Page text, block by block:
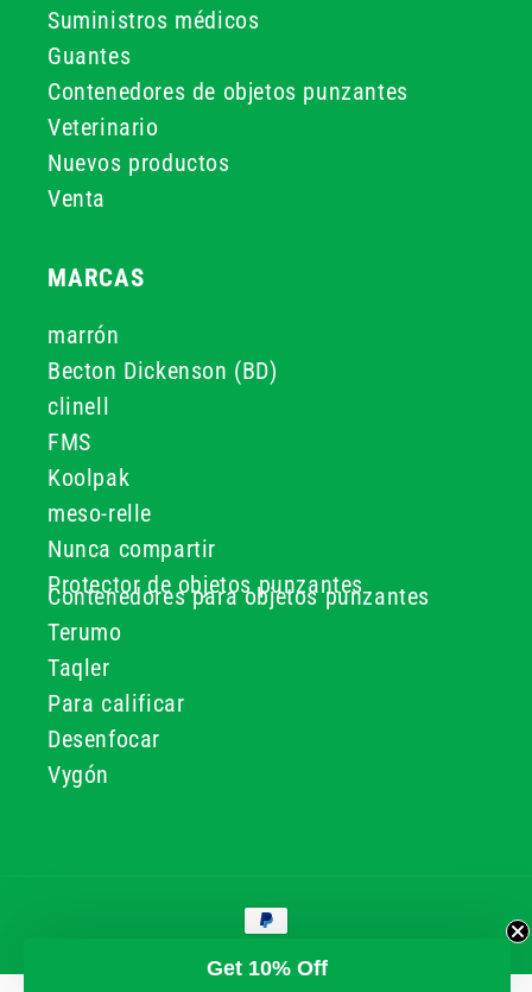
Suministros médicos
Guantes
Contenedores de objetos punzantes
Veterinario
Nuevos productos
Venta
MARCAS
marrón
Becton Dickenson (BD)
clinell
FMS
Koolpak
meso-relle
Nunca compartir
Protector de objetos punzantes
Contenedores para objetos punzantes
Terumo
Taqler
Para calificar
Desenfocar
Vygón
Formas
© 2026, GG & BB Limited t/a UKMEDI
Get 10% Off